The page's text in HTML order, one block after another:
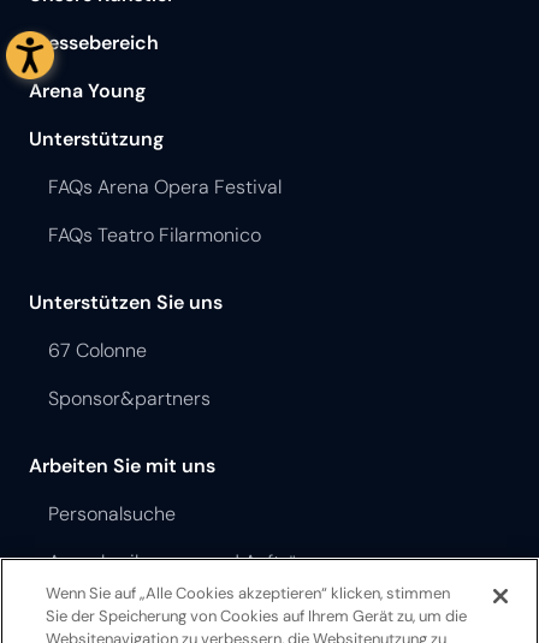
Pressebereich
Arena Young
Unterstützung
FAQs Arena Opera Festival
FAQs Teatro Filarmonico
Unterstützen Sie uns
67 Colonne
Sponsor&partners
Arbeiten Sie mit uns
Personalsuche
Ausschreibungen und Aufträge
Opera Festival Theater Ordnung
Wenn Sie auf „Alle Cookies akzeptieren“ klicken, stimmen
Sie der Speicherung von Cookies auf Ihrem Gerät zu, um die
Websitenavigation zu verbessern, die Websitenutzung zu